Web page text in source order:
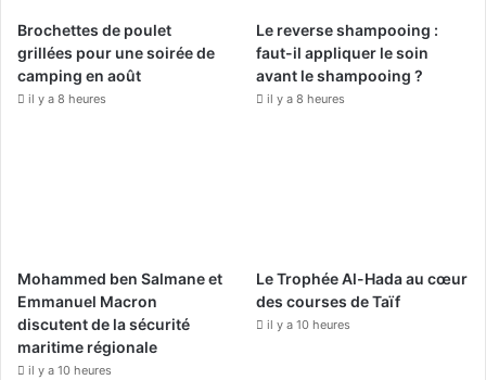
k
a
m
Brochettes de poulet
grillées pour une soirée de
camping en août
il y a 8 heures
Le reverse shampooing :
faut-il appliquer le soin
avant le shampooing ?
il y a 8 heures
Mohammed ben Salmane et
Emmanuel Macron
discutent de la sécurité
maritime régionale
il y a 10 heures
Le Trophée Al-Hada au cœur
des courses de Taïf
il y a 10 heures